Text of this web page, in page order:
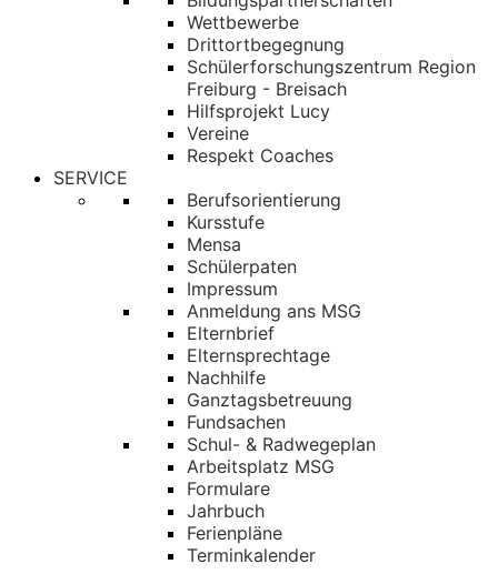
Wettbewerbe
Drittortbegegnung
Schülerforschungszentrum Region
Freiburg - Breisach
Hilfsprojekt Lucy
Vereine
Respekt Coaches
SERVICE
Berufsorientierung
Kursstufe
Mensa
Schülerpaten
Impressum
Anmeldung ans MSG
Elternbrief
Elternsprechtage
Nachhilfe
Ganztagsbetreuung
Fundsachen
Schul- & Radwegeplan
Arbeitsplatz MSG
Formulare
Jahrbuch
Ferienpläne
Terminkalender